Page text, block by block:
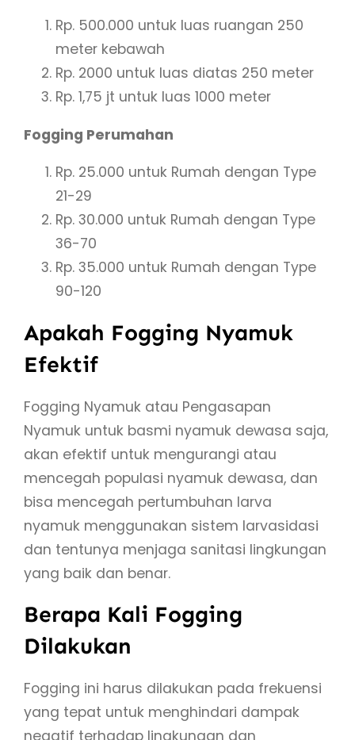
Rp. 500.000 untuk luas ruangan 250
meter kebawah
Rp. 2000 untuk luas diatas 250 meter
Rp. 1,75 jt untuk luas 1000 meter
Fogging Perumahan
Rp. 25.000 untuk Rumah dengan Type
21-29
Rp. 30.000 untuk Rumah dengan Type
36-70
Rp. 35.000 untuk Rumah dengan Type
90-120
Apakah Fogging Nyamuk
Efektif
Fogging Nyamuk atau Pengasapan
Nyamuk untuk basmi nyamuk dewasa saja,
akan efektif untuk mengurangi atau
mencegah populasi nyamuk dewasa, dan
bisa mencegah pertumbuhan larva
nyamuk menggunakan sistem larvasidasi
dan tentunya menjaga sanitasi lingkungan
yang baik dan benar.
Berapa Kali Fogging
Dilakukan
Fogging ini harus dilakukan pada frekuensi
yang tepat untuk menghindari dampak
negatif terhadap lingkungan dan